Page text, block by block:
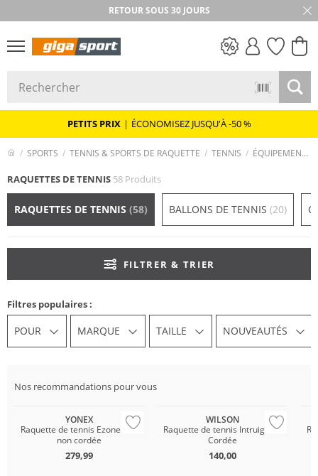
RETOUR SOUS 30 JOURS
PETITS PRIX | ÉCONOMISEZ JUSQU'À -50 %
SPORTS TENNIS & SPORTS DE RAQUETTE TENNIS ÉQUIPEMENT & ACCESSOIRES
RAQUETTES DE TENNIS 58 Produits
RAQUETTES DE TENNIS (58) BALLONS DE TENNIS (20)
FILTRER & TRIER
Filtres populaires :
POUR MARQUE TAILLE NOUVEAUTÉS
Nos recommandations pour vous
YONEX
Raquette de tennis Ezone 100
non cordée
279,99
WILSON
Raquette de tennis Intruige SE
Cordée
140,00